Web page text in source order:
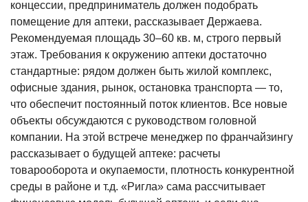
концессии, предприниматель должен подобрать
помещение для аптеки, рассказывает Держаева.
Рекомендуемая площадь 30–60 кв. м, строго первый
этаж. Требования к окружению аптеки достаточно
стандартные: рядом должен быть жилой комплекс,
офисные здания, рынок, остановка транспорта — то,
что обеспечит постоянный поток клиентов. Все новые
объекты обсуждаются с руководством головной
компании. На эт​ой встрече менеджер по франчайзингу
рассказывает о будущей аптеке: расчеты
товарооборота и окупаемости, плотность конкурентной
среды в районе и т.д. «Ригла» сама рассчитывает